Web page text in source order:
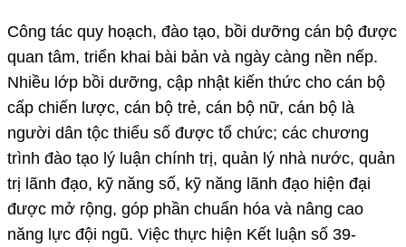
Công tác quy hoạch, đào tạo, bồi dưỡng cán bộ được
quan tâm, triển khai bài bản và ngày càng nền nếp.
Nhiều lớp bồi dưỡng, cập nhật kiến thức cho cán bộ
cấp chiến lược, cán bộ trẻ, cán bộ nữ, cán bộ là
người dân tộc thiểu số được tổ chức; các chương
trình đào tạo lý luận chính trị, quản lý nhà nước, quản
trị lãnh đạo, kỹ năng số, kỹ năng lãnh đạo hiện đại
được mở rộng, góp phần chuẩn hóa và nâng cao
năng lực đội ngũ. Việc thực hiện Kết luận số 39-